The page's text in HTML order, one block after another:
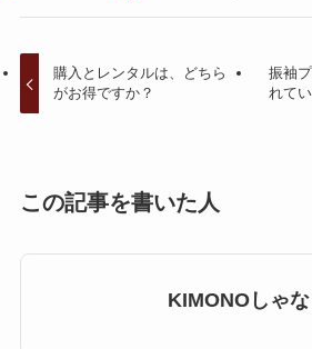
購入とレンタルは、どちら
がお得ですか？
振袖
れて
この記事を書いた人
KIMONOしゃな